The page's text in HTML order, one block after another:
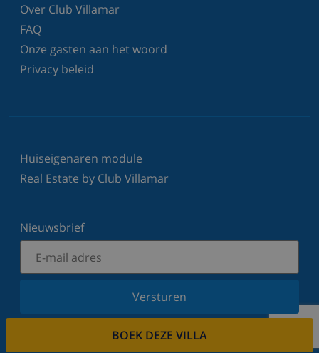
BOEK DEZE VILLA
Over Club Villamar
FAQ
Onze gasten aan het woord
Privacy beleid
Huiseigenaren module
Real Estate by Club Villamar
Nieuwsbrief
Versturen
Schrijf u in voor onze nieuwsbrief en blijf op de